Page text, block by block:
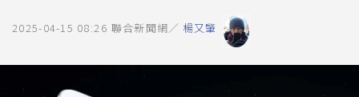
2025-04-15 08:26 聯合新聞網／ 楊又肇